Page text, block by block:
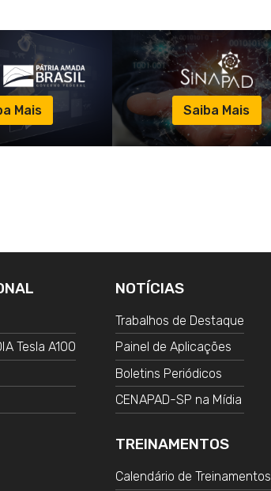
Mais Saiba Mais
Tesla A100
NOTÍCIAS
Trabalhos de Destaque
Painel de Aplicações
Boletins Periódicos
CENAPAD-SP na Mídia
TREINAMENTOS
Calendário de Treinamentos